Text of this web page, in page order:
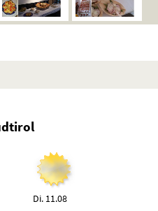
Di. 11.08